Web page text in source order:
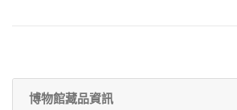
博物館藏品資訊